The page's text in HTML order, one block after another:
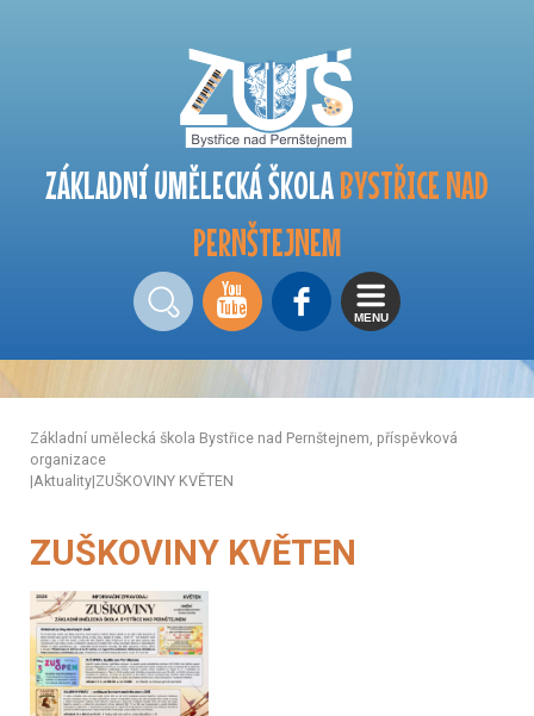
ZÁKLADNÍ UMĚLECKÁ ŠKOLABYSTŘICE NAD
PERNŠTEJNEM
MENU
Základní umělecká škola Bystřice nad Pernštejnem, příspěvková
organizace
|Aktuality|ZUŠKOVINY KVĚTEN
ZUŠKOVINY KVĚTEN